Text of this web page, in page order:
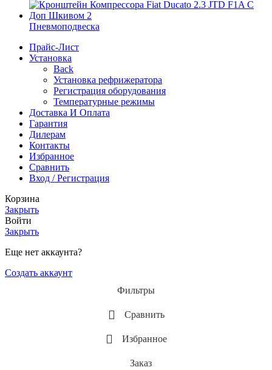
Пневмоподвеска
Прайс-Лист
Установка
Back
Установка рефрижератора
Регистрация оборудования
Температурные режимы
Доставка И Оплата
Гарантия
Дилерам
Контакты
Избранное
Сравнить
Вход / Регистрация
Корзина
Закрыть
Войти
Закрыть
Еще нет аккаунта?
Создать аккаунт
Фильтры
Сравнить
Избранное
Заказ